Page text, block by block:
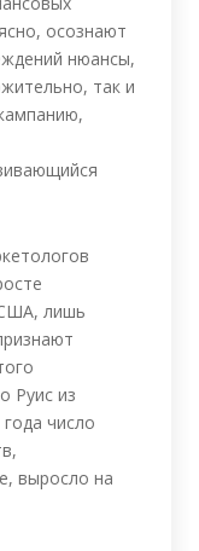
осознают
нюансы,
так и
лишь
Руис из
число
выросло на